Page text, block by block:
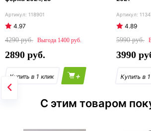
118901
4.97
4290
1400
2890
+
4.89
5990
3990
С этим товаром